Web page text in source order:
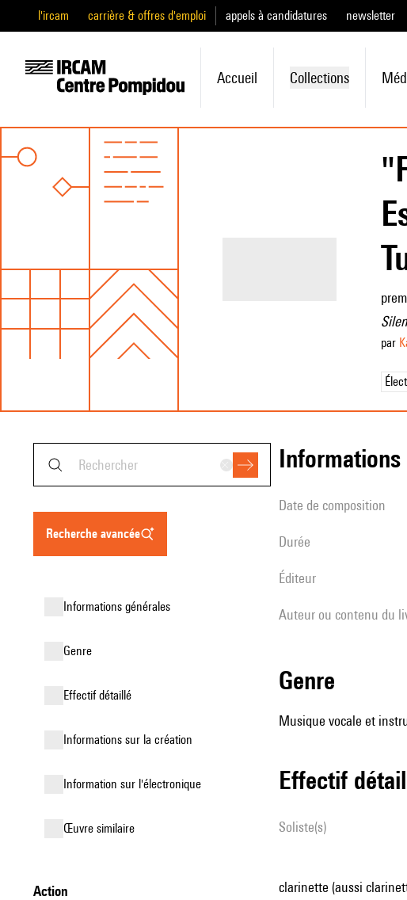
l'ircam carrière & offres d'emploi appels à candidatures newsletter
Accueil Collections
par
recherche avancée
informations générales
genre
effectif détaillé
informations sur la création
Information sur l'électronique
œuvre similaire
action
date de composition
durée
éditeur
Auteur ou contenu du
genre
Musique vocale et
effectif
Soliste(s)
clarinette (aussi